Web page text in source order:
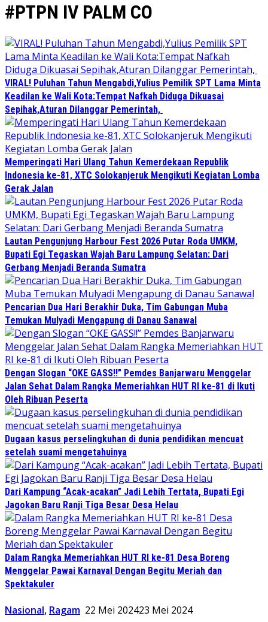
#PTPN IV PALM CO
VIRAL! Puluhan Tahun Mengabdi,Yulius Pemilik SPT Lama Minta
Keadilan ke Wali Kota:Tempat Nafkah Diduga Dikuasai
Sepihak,Aturan Dilanggar Pemerintah,
Memperingati Hari Ulang Tahun Kemerdekaan Republik
Indonesia ke-81, XTC Solokanjeruk Mengikuti Kegiatan Lomba
Gerak Jalan
Lautan Pengunjung Harbour Fest 2026 Putar Roda UMKM,
Bupati Egi Tegaskan Wajah Baru Lampung Selatan: Dari
Gerbang Menjadi Beranda Sumatra
Pencarian Dua Hari Berakhir Duka, Tim Gabungan Muba
Temukan Mulyadi Mengapung di Danau Sanawal
Dengan Slogan “OKE GASS!!” Pemdes Banjarwaru Menggelar
Jalan Sehat Dalam Rangka Memeriahkan HUT RI ke-81 di Ikuti
Oleh Ribuan Peserta
Dugaan kasus perselingkuhan di dunia pendidikan mencuat
setelah suami mengetahuinya
Dari Kampung “Acak-acakan” Jadi Lebih Tertata, Bupati Egi
Jagokan Baru Ranji Tiga Besar Desa Helau
Dalam Rangka Memeriahkan HUT RI ke-81 Desa Boreng
Menggelar Pawai Karnaval Dengan Begitu Meriah dan
Spektakuler
Nasional, Ragam 22 Mei 202423 Mei 2024